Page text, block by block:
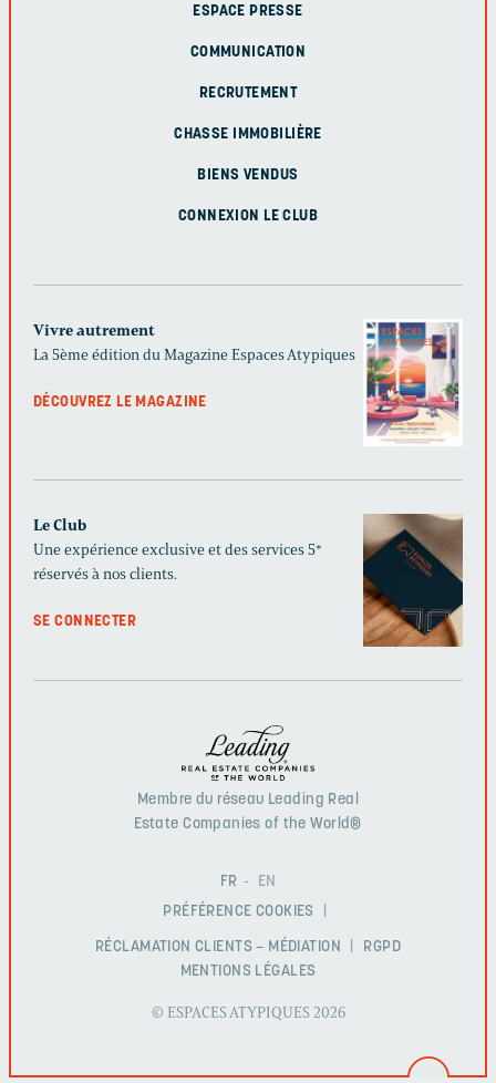
ESPACE PRESSE
COMMUNICATION
RECRUTEMENT
CHASSE IMMOBILIÈRE
BIENS VENDUS
CONNEXION LE CLUB
Vivre autrement
La 5ème édition du Magazine Espaces Atypiques
DÉCOUVREZ LE MAGAZINE
Le Club
Une expérience exclusive et des services 5*
réservés à nos clients.
SE CONNECTER
Membre du réseau Leading Real
Estate Companies of the World®
FR
EN
PRÉFÉRENCE COOKIES
RÉCLAMATION CLIENTS – MÉDIATION
RGPD
MENTIONS LÉGALES
© ESPACES ATYPIQUES 2026